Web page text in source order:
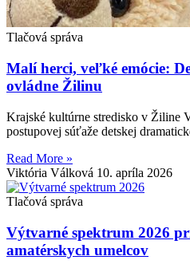
Tlačová správa
Malí herci, veľké emócie:
ovládne Žilinu
Krajské kultúrne stredisko v Žiline
postupovej súťaže detskej
Read More »
Viktória Válková 10. apríla 2026
Tlačová správa
Výtvarné spektrum 2026
amatérskych umelcov